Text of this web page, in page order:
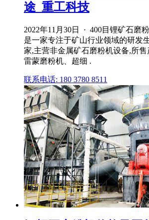
途_重工科技
2022年11月30日 · 400目锂矿石磨
是一家专注于矿山行业领域的研发
家,主营非金属矿石磨粉机设备,所售
雷蒙磨粉机、超细 .
联系电话: 180 3780 8511